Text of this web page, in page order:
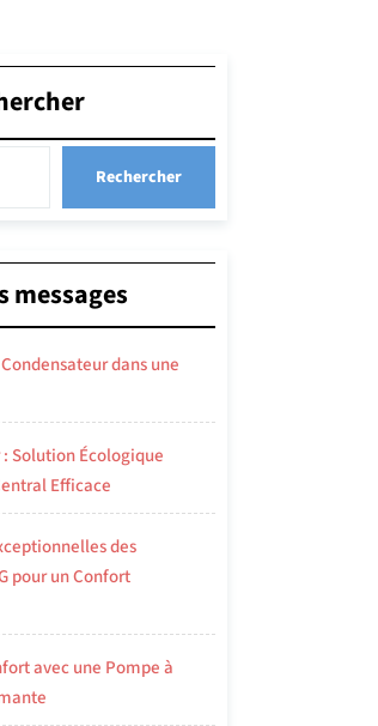
Rechercher
messages
dans une
Solution Écologique
Efficace
des
pour un Confort
avec une Pompe à